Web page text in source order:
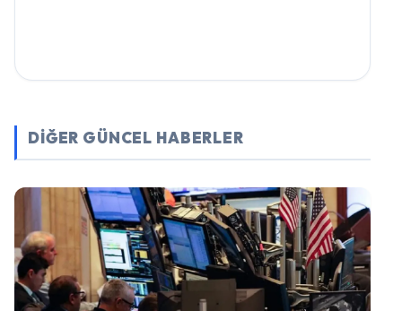
DİĞER GÜNCEL HABERLER